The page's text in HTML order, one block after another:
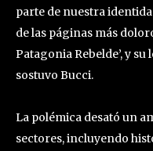
parte de nuestra
de las páginas más
Patagonia Rebelde’, y
sostuvo Bucci.
La polémica desató un
sectores, incluyendo